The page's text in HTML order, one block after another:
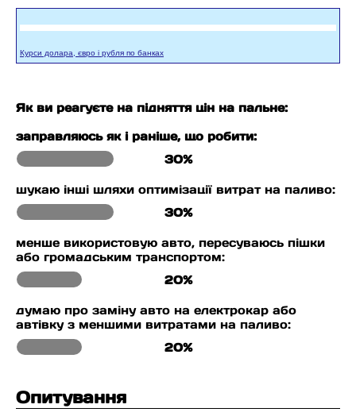
Курси долара, євро і рубля по банках
Як ви реагуєте на підняття цін на пальне:
заправляюсь як і раніше, що робити:
30%
шукаю інші шляхи оптимізації витрат на паливо:
30%
менше використовую авто, пересуваюсь пішки
або громадським транспортом:
20%
думаю про заміну авто на електрокар або
автівку з меншими витратами на паливо:
20%
Опитування